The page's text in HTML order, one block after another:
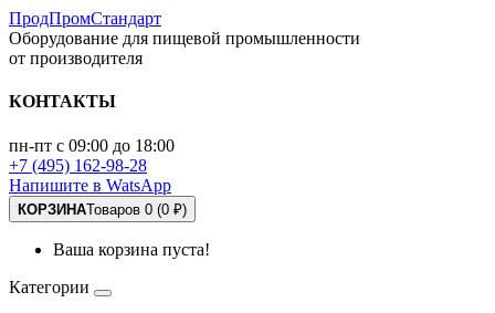
ПродПромСтандарт
Оборудование для пищевой промышленности
от производителя
КОНТАКТЫ
пн-пт с 09:00 до 18:00
+7 (495) 162-98-28
Напишите в WatsApp
КОРЗИНАТоваров 0 (0 ₽)
Ваша корзина пуста!
Категории